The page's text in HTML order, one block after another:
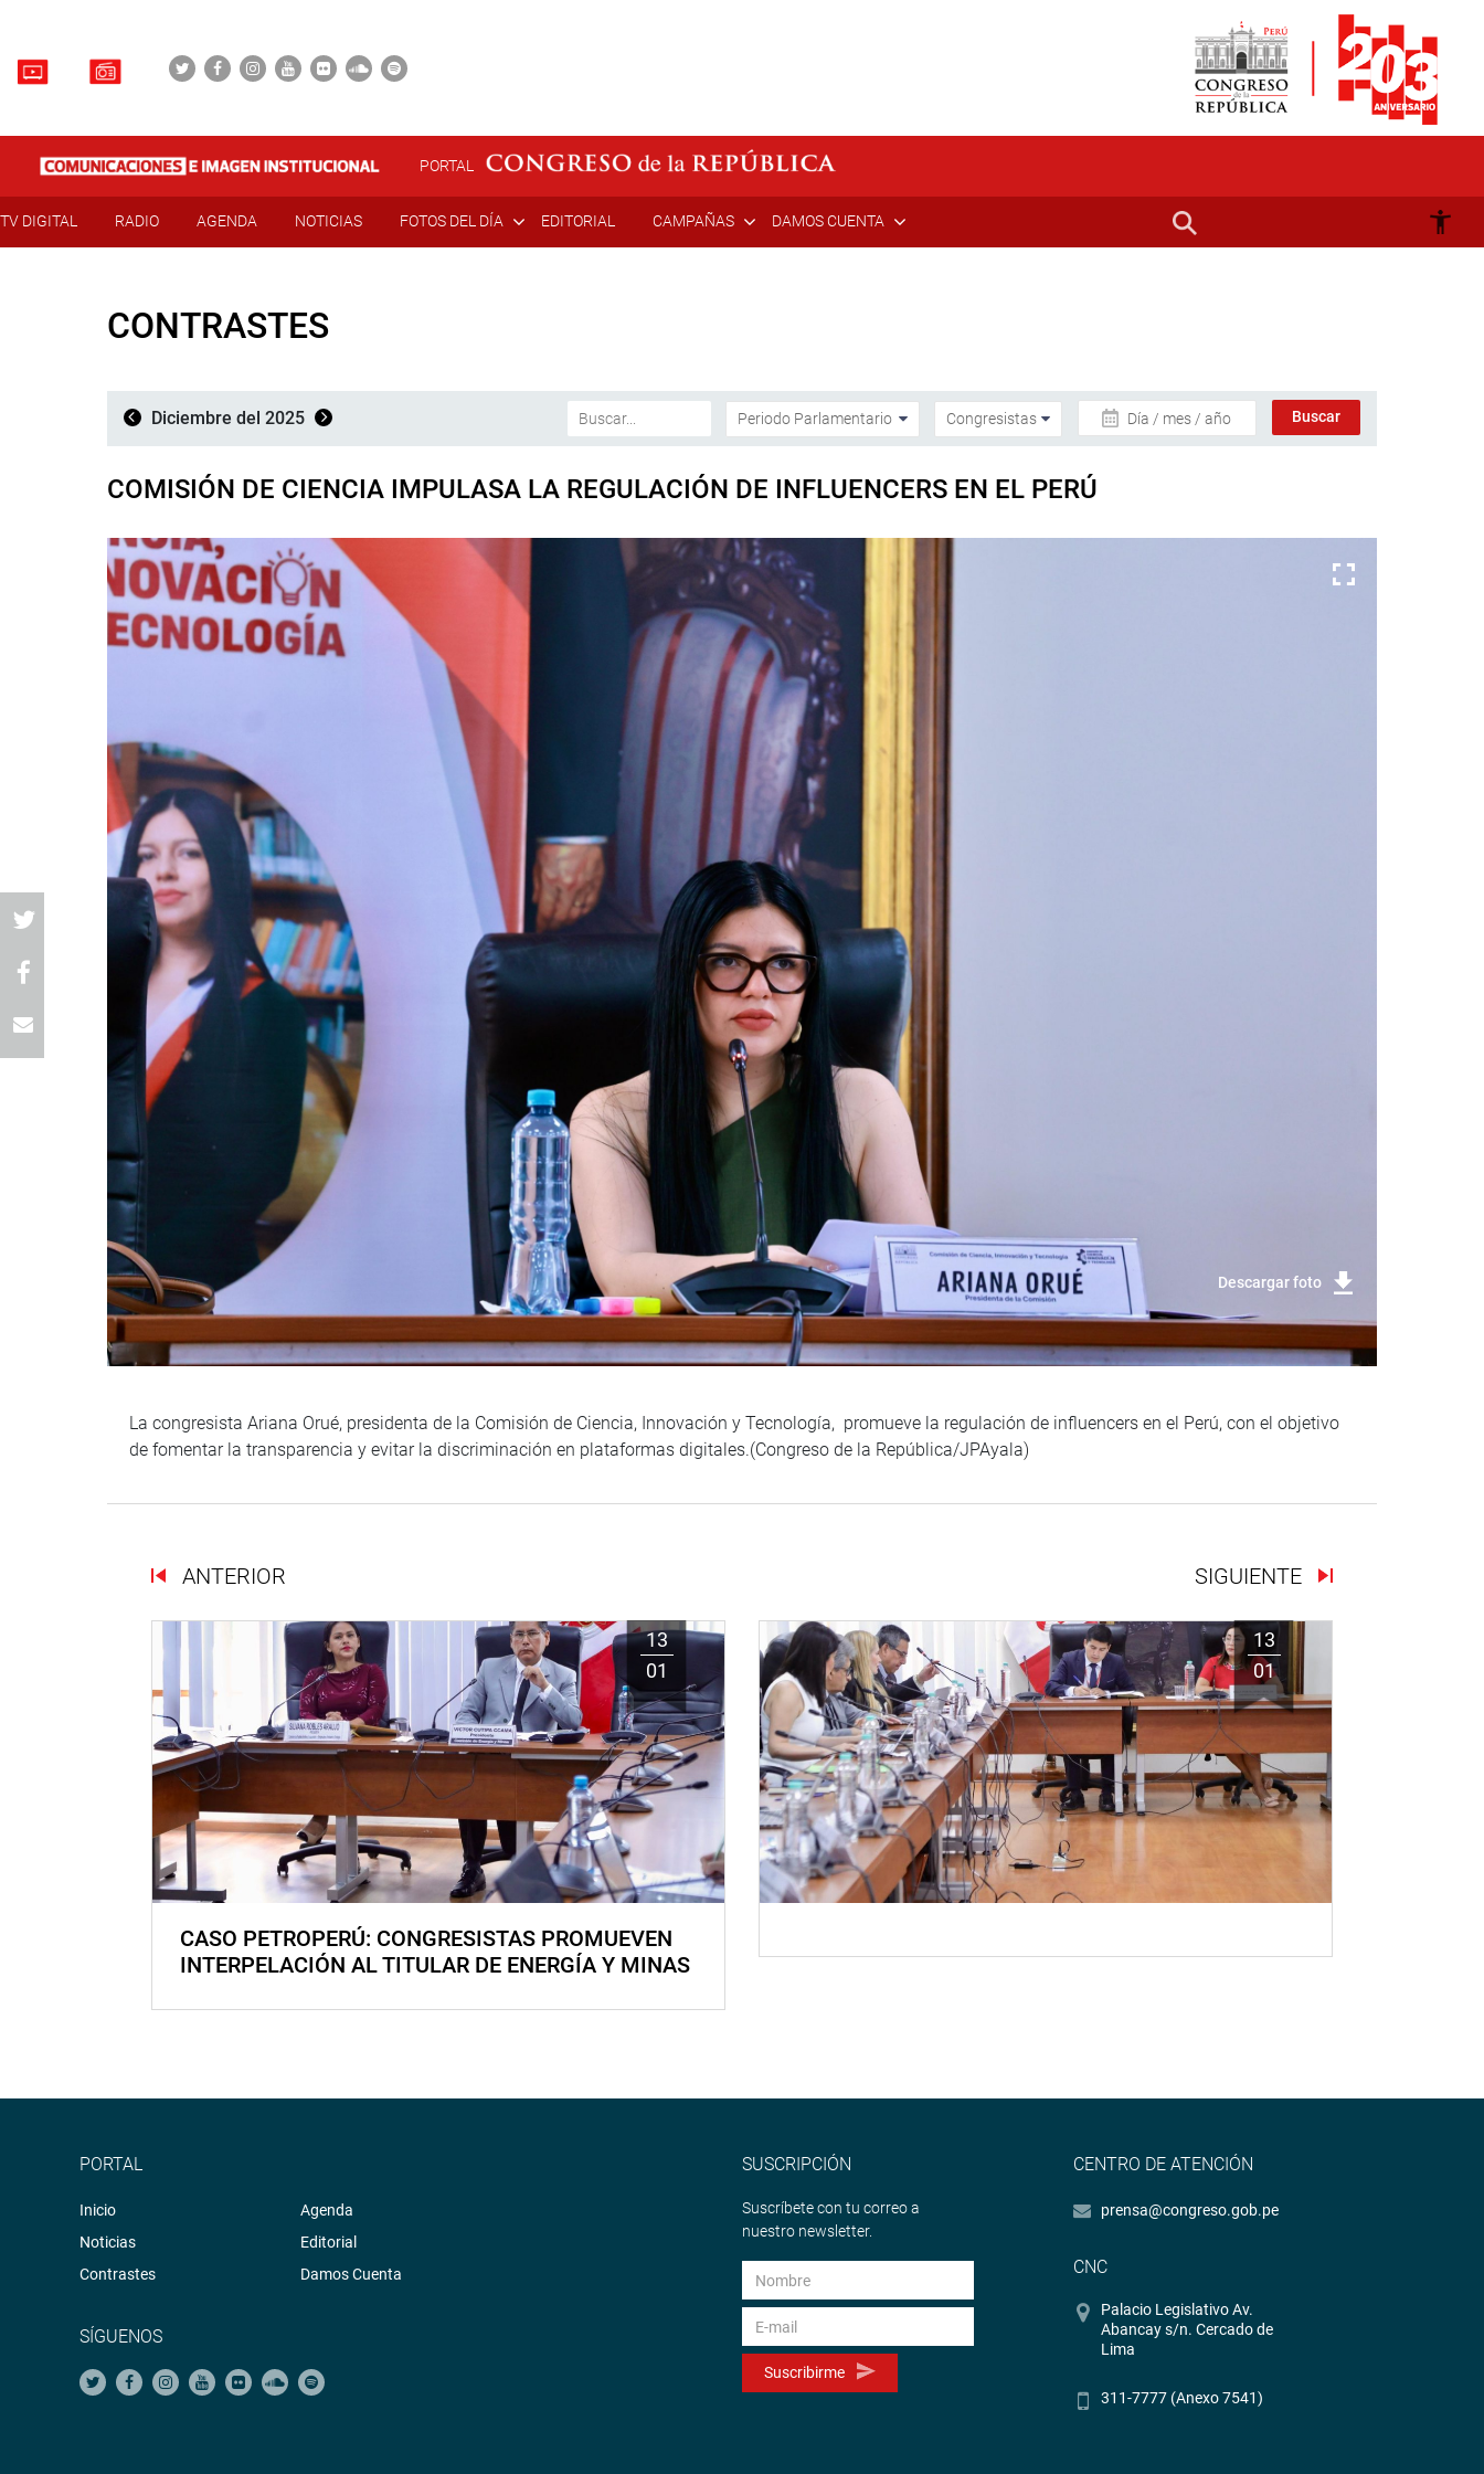
PORTAL
TV DIGITAL RADIO AGENDA NOTICIAS FOTOS DEL DÍA EDITORIAL CAMPAÑAS DAMOS CUENTA
CONTRASTES
Diciembre del 2025 Día / mes / año
COMISIÓN DE CIENCIA IMPULASA LA REGULACIÓN DE INFLUENCERS EN EL PERÚ
Descargar foto
La congresista Ariana Orué, presidenta de la Comisión de Ciencia, Innovación y Tecnología, promueve la regulación de influencers en el Perú, con el objetivo
de fomentar la transparencia y evitar la discriminación en plataformas digitales.(Congreso de la República/JPAyala)
ANTERIOR SIGUIENTE
13
01
CASO PETROPERÚ: CONGRESISTAS PROMUEVEN
INTERPELACIÓN AL TITULAR DE ENERGÍA Y MINAS
13
01
PORTAL
Inicio
Noticias
Contrastes
Agenda
Editorial
Damos Cuenta
SÍGUENOS
SUSCRIPCIÓN
Suscríbete con tu correo a
nuestro newsletter.
Suscribirme
CENTRO DE ATENCIÓN
prensa@congreso.gob.pe
CNC
Palacio Legislativo Av.
Abancay s/n. Cercado de
Lima
311-7777 (Anexo 7541)